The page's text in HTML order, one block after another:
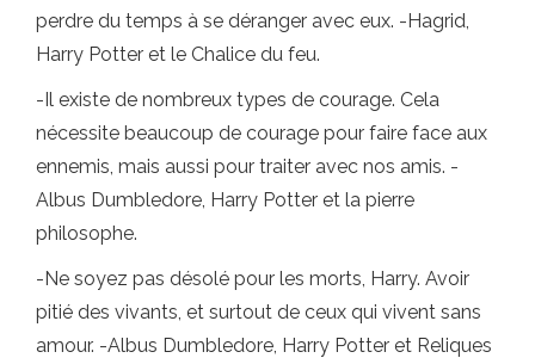
perdre du temps à se déranger avec eux. -Hagrid,
Harry Potter et le Chalice du feu.
-Il existe de nombreux types de courage. Cela
nécessite beaucoup de courage pour faire face aux
ennemis, mais aussi pour traiter avec nos amis. -
Albus Dumbledore, Harry Potter et la pierre
philosophe.
-Ne soyez pas désolé pour les morts, Harry. Avoir
pitié des vivants, et surtout de ceux qui vivent sans
amour. -Albus Dumbledore, Harry Potter et Reliques